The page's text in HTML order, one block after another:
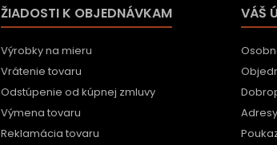
ŽIADOSTI K OBJEDNÁVKAM
Výrobky na mieru
Vrátenie tovaru
Odstúpenie od kúpnej zmluvy
Výmena tovaru
Reklamácia tovaru
VÁŠ
Adresy